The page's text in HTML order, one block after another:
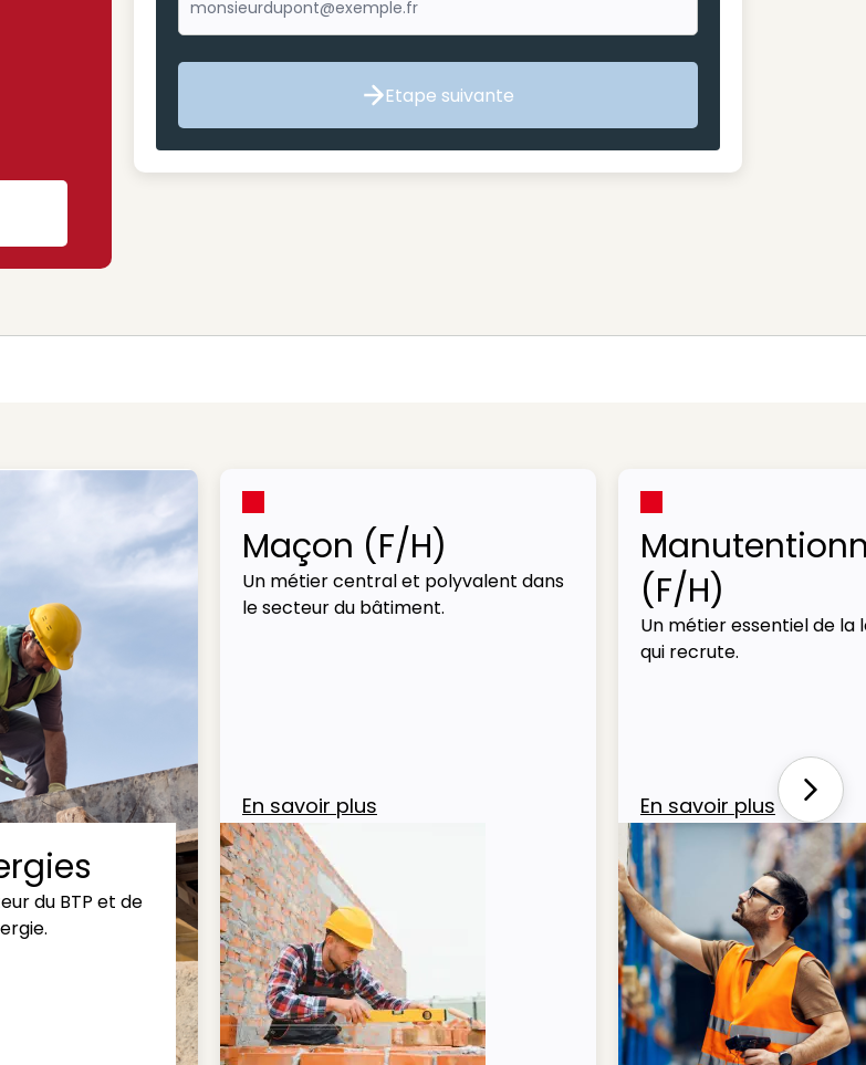
Etape suivante
Etape suivante
du BTP et de
Maçon (F/H)
Un métier central et polyvalent dans
le secteur du bâtiment.
En savoir plus
(F/H)
Un métier essentiel de la
qui recrute.
En savoir plus Next